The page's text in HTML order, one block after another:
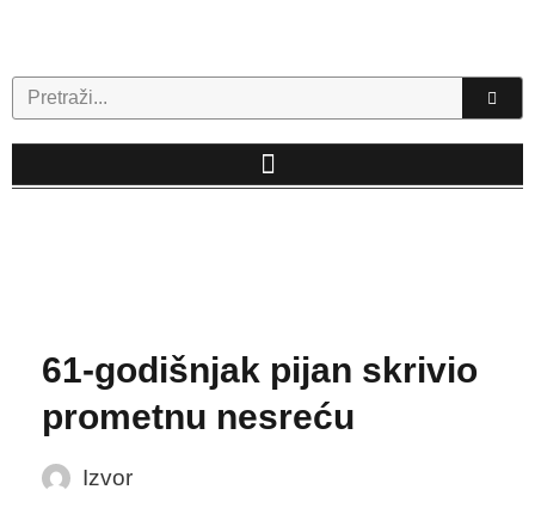
Search
61-godišnjak pijan skrivio
prometnu nesreću
Izvor